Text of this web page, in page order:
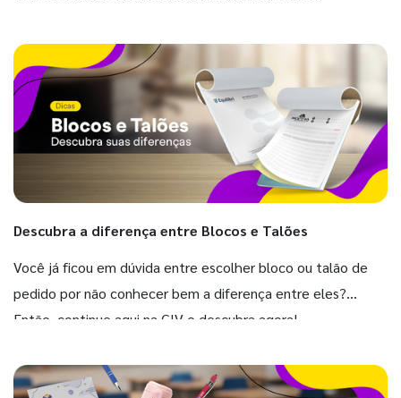
Descubra a diferença entre Blocos e Talões
Você já ficou em dúvida entre escolher bloco ou talão de
pedido por não conhecer bem a diferença entre eles?
Então, continue aqui na GIV e descubra agora!